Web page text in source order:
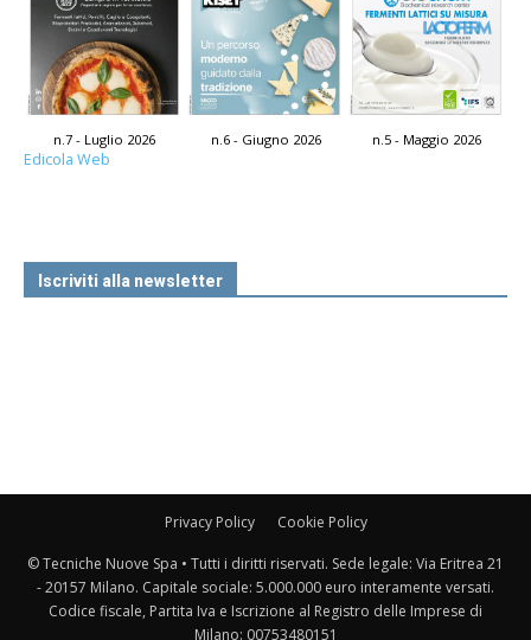
n.7 - Luglio 2026 n.6 - Giugno 2026 n.5 - Maggio 2026
Edicola Web
Iscriviti alla newsletter
Privacy Policy Cookie Policy
© Tecniche Nuove Spa • Tutti i diritti riservati. Sede legale: Via Eritrea 21
- 20157 Milano. Capitale sociale: 5.000.000 euro interamente versati.
Codice fiscale, Partita Iva e Iscrizione al Registro delle Imprese di
Milano: 00753480151